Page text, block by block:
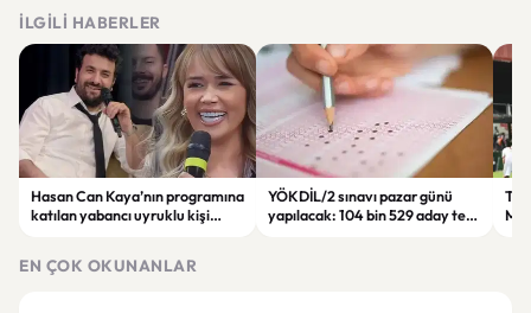
İLGILI HABERLER
Hasan Can Kaya’nın programına
katılan yabancı uyruklu kişi
YÖKDİL/2 sınavı pazar günü
yapılacak: 104 bin 529 aday ter
EN ÇOK OKUNANLAR